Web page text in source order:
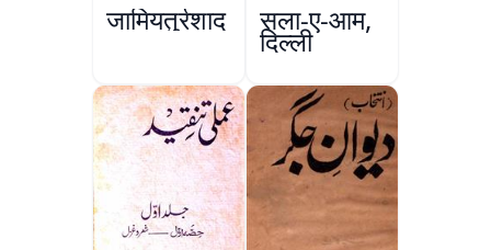
जामियतुर्रशाद सला-ए-आम,
दिल्ली